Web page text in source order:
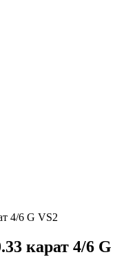
4/6 G VS2
карат 4/6 G